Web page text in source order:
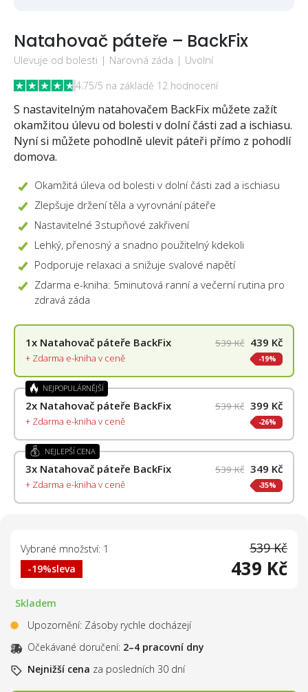
Natahovač páteře – BackFix
Ulevuje od bolesti | Narovná záda | Uvolní
4.75/5 na základě 12 hodnocení
S nastavitelným natahovačem BackFix můžete zažít
okamžitou úlevu od bolesti v dolní části zad a ischiasu.
Nyní si můžete pohodlně ulevit páteři přímo z pohodlí
domova.
Okamžitá úleva od bolesti v dolní části zad a ischiasu
Zlepšuje držení těla a vyrovnání páteře
Nastavitelné 3stupňové zakřivení
Lehký, přenosný a snadno použitelný kdekoli
Podporuje relaxaci a snižuje svalové napětí
Zdarma e-kniha: 5minutová ranní a večerní rutina pro
zdravá záda
1x Natahovač páteře BackFix 539 Kč 439 Kč
+ Zdarma e-kniha v ceně 19%
NEJPOPULÁRNĚJŠÍ
2x Natahovač páteře BackFix 539 Kč 399 Kč
+ Zdarma e-kniha v ceně 26%
NEJLEPŠÍ CENA
3x Natahovač páteře BackFix 539 Kč 349 Kč
+ Zdarma e-kniha v ceně 35%
Vybrané množství: 1
-19%sleva
539 Kč
439 Kč
Skladem
Upozornění: Zásoby rychle docházejí
Očekávané doručení: 2–4 pracovní dny
Nejnižší cena za posledních 30 dní